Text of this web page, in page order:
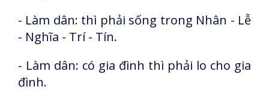
- Làm dân: thì phải sống trong Nhân - Lễ
- Nghĩa - Trí - Tín.
- Làm dân: có gia đình thì phải lo cho gia
đình.